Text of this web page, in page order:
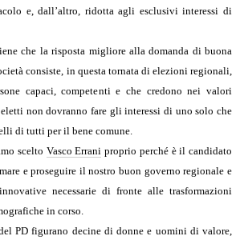
e, dall’altro, ridotta agli esclusivi interessi di
che la risposta migliore alla domanda di buona
consiste, in questa tornata di elezioni regionali,
capaci, competenti e che credono nei valori
non dovranno fare gli interessi di uno solo che
di tutti per il bene comune.
scelto Vasco Errani proprio perché è il candidato
e proseguire il nostro buon governo regionale e
necessarie di fronte alle trasformazioni
in corso.
PD figurano decine di donne e uomini di valore,